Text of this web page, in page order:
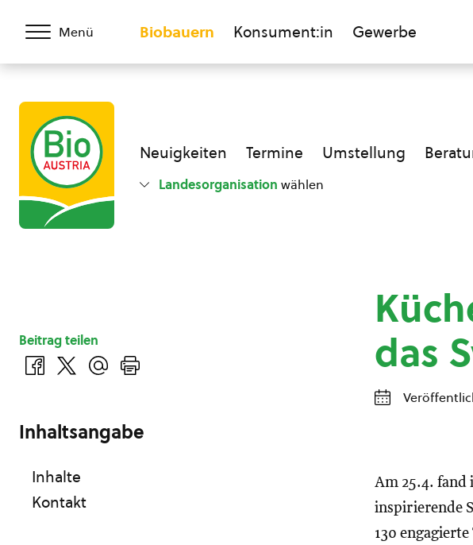
Menü Biobauern Konsument:in Gewerbe
Neuigkeiten Termine Umstellung
Landesorganisation wählen
das
Am 25.4. fand
inspirierende
130
Beitrag teilen
Inhaltsangabe
Inhalte
Kontakt